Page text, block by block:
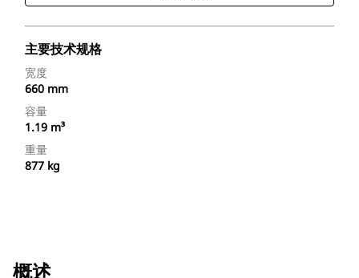
主要技术规格
宽度
660 mm
容量
1.19 m³
重量
877 kg
概述